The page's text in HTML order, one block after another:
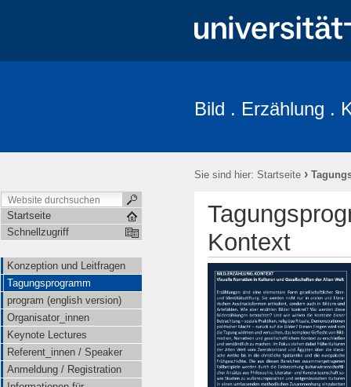
Informationen für Teilnehmer_innen
Bild . Erzählung .
Sie sind hier: Startseite ›
Startseite
Schnellzugriff
Konzeption und Leitfragen
Tagungsprogramm
program (english version)
Organisator_innen
Keynote Lectures
Referent_innen / Speaker
Anmeldung / Registration
Kontext